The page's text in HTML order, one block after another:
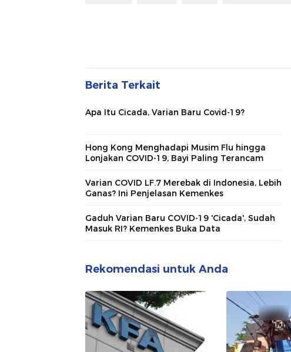
Berita Terkait
Apa Itu Cicada, Varian Baru Covid-19?
Hong Kong Menghadapi Musim Flu hingga
Lonjakan COVID-19, Bayi Paling Terancam
Varian COVID LF.7 Merebak di Indonesia, Lebih
Ganas? Ini Penjelasan Kemenkes
Gaduh Varian Baru COVID-19 'Cicada', Sudah
Masuk RI? Kemenkes Buka Data
Rekomendasi untuk Anda